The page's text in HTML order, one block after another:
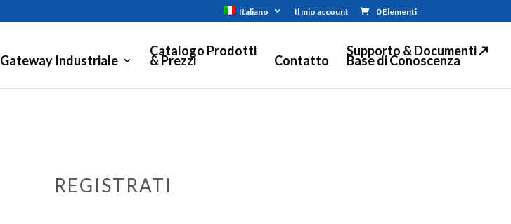
Italiano Il mio account 0 Elementi
Gateway Industriale
Catalogo Prodotti
& Prezzi Contatto
Supporto & Documenti ↗
Base di Conoscenza
REGISTRATI